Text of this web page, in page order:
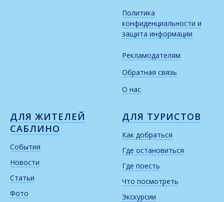
Политика
конфиденциальности и
защита информации
Рекламодателям
Обратная связь
О нас
ДЛЯ ЖИТЕЛЕЙ
САБЛИНО
События
Новости
Статьи
Фото
ДЛЯ ТУРИСТОВ
Как добраться
Где остановиться
Где поесть
Что посмотреть
Экскурсии